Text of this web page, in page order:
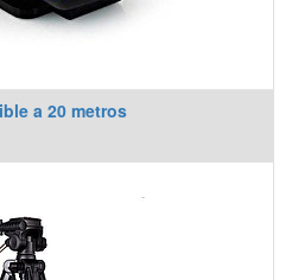
a 20 metros